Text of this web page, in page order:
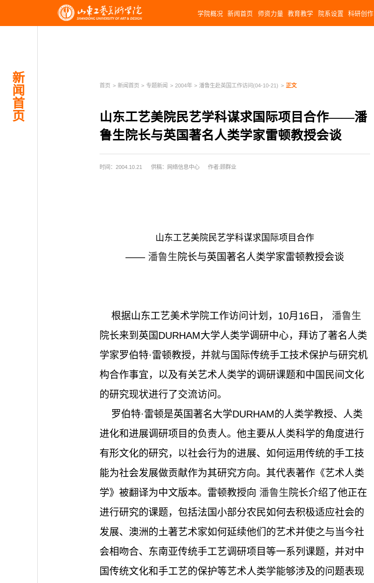
学院概况 新闻首页 师资力量 教育教学 院系设置 科研创作
新
闻
首
页
首页 > 新闻首页 > 专题新闻 > 2004年 > 潘鲁生赴英国工作访问(04-10-21) > 正文
山东工艺美院民艺学科谋求国际项目合作——潘
鲁生院长与英国著名人类学家雷顿教授会谈
时间：2004.10.21 供稿：网络信息中心 作者:顾群业
山东工艺美院民艺学科谋求国际项目合作
—— 潘鲁生 院长与英国著名人类学家雷顿教授会谈
根据山东工艺美术学院工作访问计划，10月16日， 潘鲁生
院长来到英国DURHAM大学人类学调研中心，拜访了著名人类
学家罗伯特·雷顿教授，并就与国际传统手工技术保护与研究机
构合作事宜，以及有关艺术人类学的调研课题和中国民间文化
的研究现状进行了交流访问。
罗伯特·雷顿是英国著名大学DURHAM的人类学教授、人类
进化和进展调研项目的负责人。他主要从人类科学的角度进行
有形文化的研究，以社会行为的进展、如何运用传统的手工技
能为社会发展做贡献作为其研究方向。其代表著作《艺术人类
学》被翻译为中文版本。雷顿教授向 潘鲁生 院长介绍了他正在
进行研究的课题，包括法国小部分农民如何去积极适应社会的
发展、澳洲的土著艺术家如何延续他们的艺术并使之与当今社
会相吻合、东南亚传统手工艺调研项目等一系列课题，并对中
国传统文化和手工艺的保护等艺术人类学能够涉及的问题表现